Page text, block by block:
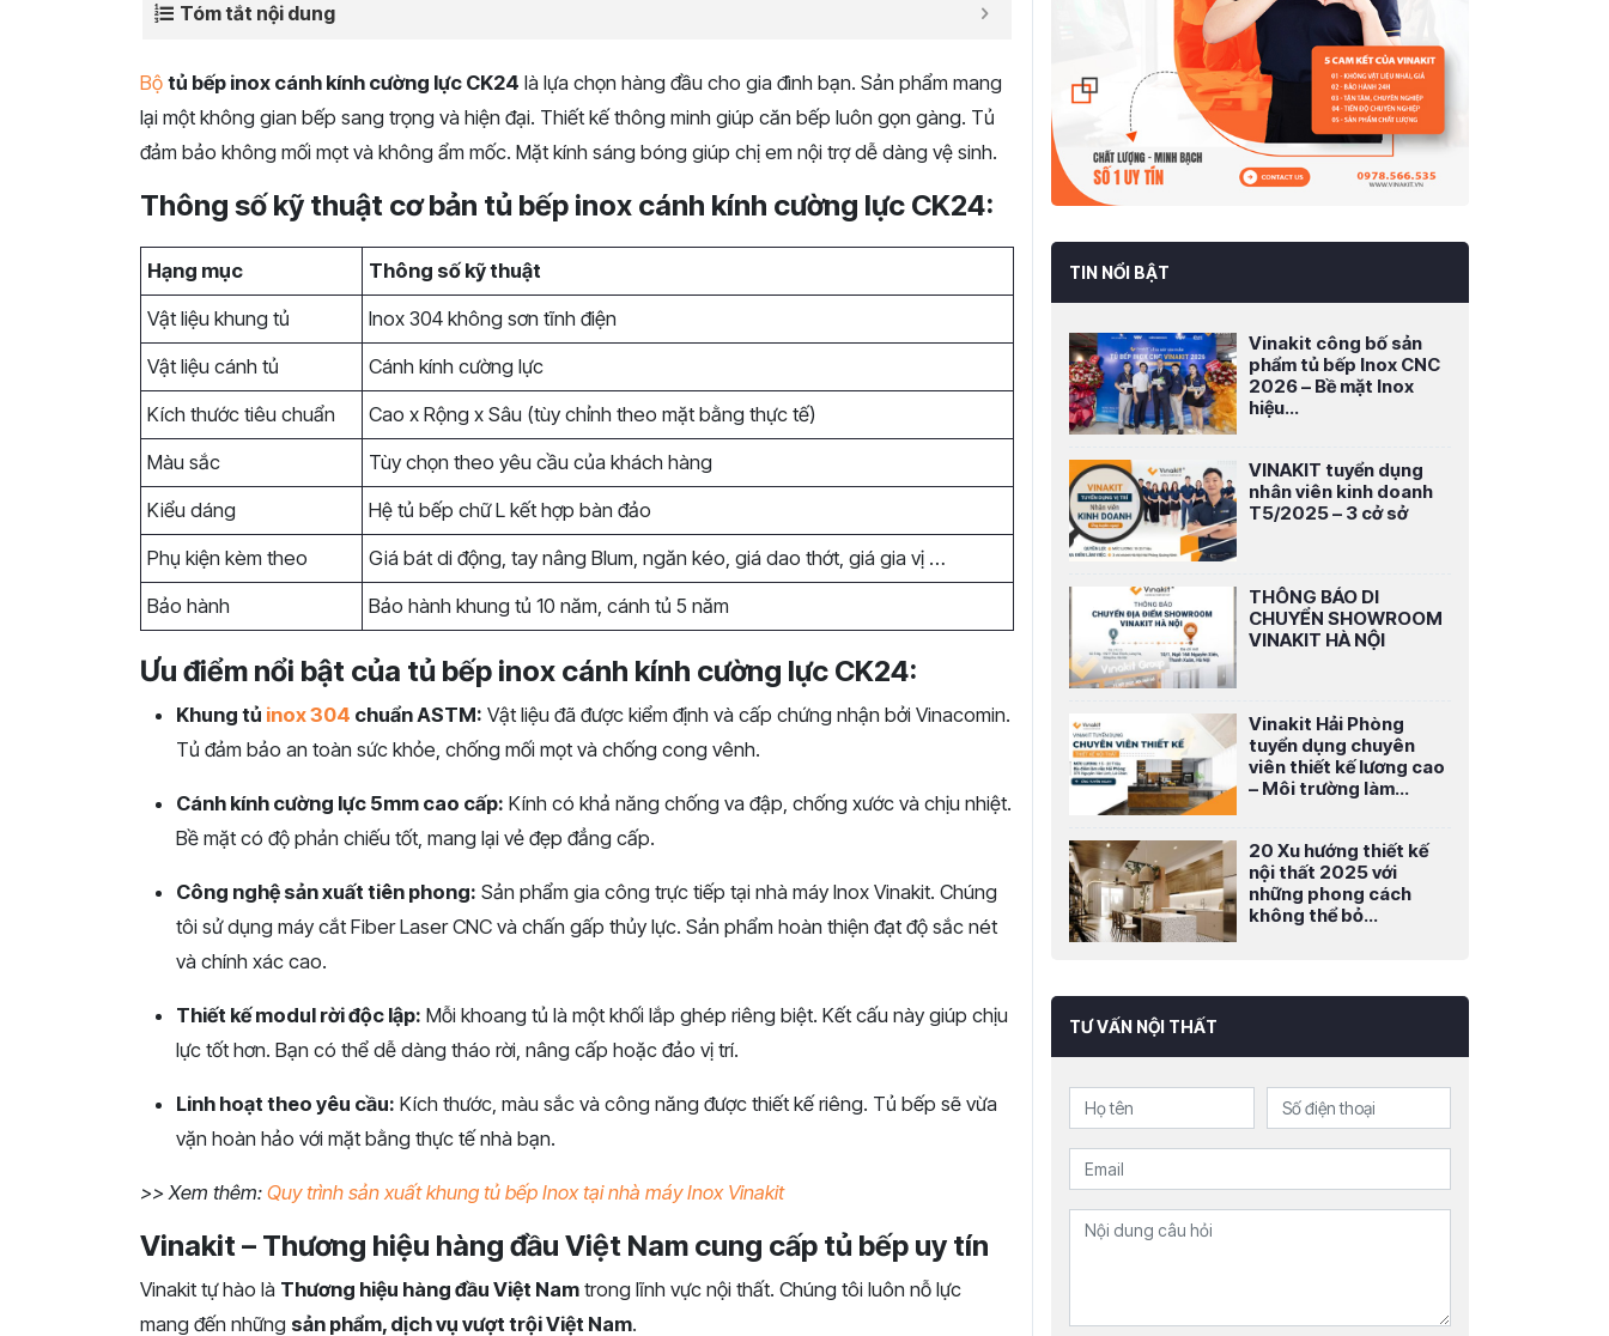
Tóm tắt nội dung
Bộ tủ bếp inox cánh kính cường lực CK24 là lựa chọn hàng đầu cho gia đình bạn. Sản phẩm mang
lại một không gian bếp sang trọng và hiện đại. Thiết kế thông minh giúp căn bếp luôn gọn gàng. Tủ
đảm bảo không mối mọt và không ẩm mốc. Mặt kính sáng bóng giúp chị em nội trợ dễ dàng vệ sinh.
Thông số kỹ thuật cơ bản tủ bếp inox cánh kính cường lực CK24:
Hạng mục
Thông số kỹ thuật
Vật liệu khung tủ
Inox 304 không sơn tĩnh điện
Vật liệu cánh tủ
Cánh kính cường lực
Kích thước tiêu chuẩn
Cao x Rộng x Sâu (tùy chỉnh theo mặt bằng thực tế)
Màu sắc
Tùy chọn theo yêu cầu của khách hàng
Kiểu dáng
Hệ tủ bếp chữ L kết hợp bàn đảo
Phụ kiện kèm theo
Giá bát di động, tay nâng Blum, ngăn kéo, giá dao thớt, giá gia vị …
Bảo hành
Bảo hành khung tủ 10 năm, cánh tủ 5 năm
Ưu điểm nổi bật của tủ bếp inox cánh kính cường lực CK24:
Khung tủ inox 304 chuẩn ASTM: Vật liệu đã được kiểm định và cấp chứng nhận bởi Vinacomin.
Tủ đảm bảo an toàn sức khỏe, chống mối mọt và chống cong vênh.
Cánh kính cường lực 5mm cao cấp: Kính có khả năng chống va đập, chống xước và chịu nhiệt.
Bề mặt có độ phản chiếu tốt, mang lại vẻ đẹp đẳng cấp.
Công nghệ sản xuất tiên phong: Sản phẩm gia công trực tiếp tại nhà máy Inox Vinakit. Chúng
tôi sử dụng máy cắt Fiber Laser CNC và chấn gấp thủy lực. Sản phẩm hoàn thiện đạt độ sắc nét
và chính xác cao.
Thiết kế modul rời độc lập: Mỗi khoang tủ là một khối lắp ghép riêng biệt. Kết cấu này giúp chịu
lực tốt hơn. Bạn có thể dễ dàng tháo rời, nâng cấp hoặc đảo vị trí.
Linh hoạt theo yêu cầu: Kích thước, màu sắc và công năng được thiết kế riêng. Tủ bếp sẽ vừa
vặn hoàn hảo với mặt bằng thực tế nhà bạn.
>> Xem thêm: Quy trình sản xuất khung tủ bếp Inox tại nhà máy Inox Vinakit
Vinakit – Thương hiệu hàng đầu Việt Nam cung cấp tủ bếp uy tín
Vinakit tự hào là Thương hiệu hàng đầu Việt Nam trong lĩnh vực nội thất. Chúng tôi luôn nỗ lực
mang đến những sản phẩm, dịch vụ vượt trội Việt Nam.
TIN NỔI BẬT
Vinakit công bố sản
phẩm tủ bếp Inox CNC
2026 – Bề mặt Inox
hiệu...
VINAKIT tuyển dụng
nhân viên kinh doanh
T5/2025 – 3 cở sở
THÔNG BÁO DI
CHUYỂN SHOWROOM
VINAKIT HÀ NỘI
Vinakit Hải Phòng
tuyển dụng chuyên
viên thiết kế lương cao
– Môi trường làm...
20 Xu hướng thiết kế
nội thất 2025 với
những phong cách
không thể bỏ...
TƯ VẤN NỘI THẤT